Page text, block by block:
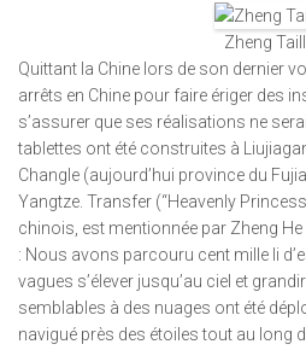
Zheng
Quittant la Chine lors de son dernier
arrêts en Chine pour faire ériger des
s’assurer que ses réalisations ne
tablettes ont été construites à
Changle (aujourd’hui province du
Yangtze. Transfer (“Heavenly
chinois, est mentionnée par Zheng
: Nous avons parcouru cent mille li
vagues s’élever jusqu’au ciel et
semblables à des nuages ​​ont été
navigué près des étoiles tout au long